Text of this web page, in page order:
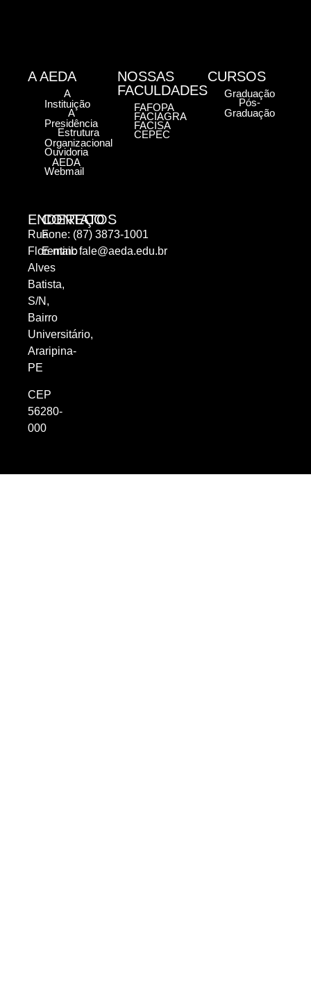
ENDEREÇO
Rua
Florentino
Alves
Batista,
S/N,
Bairro
Universitário,
Araripina-
PE
CEP
56280-
000
CONTATOS
Fone: (87) 3873-1001
E-mail:fale@aeda.edu.br
A AEDA
A
Instituição
A
Presidência
Estrutura
Organizacional
Ouvidoria
AEDA
Webmail
NOSSAS
FACULDADES
FAFOPA
FACIAGRA
FACISA
CEPEC
CURSOS
Graduação
Pós-
Graduação